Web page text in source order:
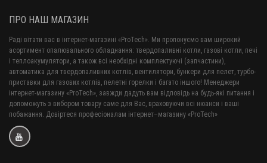
ПРО НАШ МАГАЗИН
Раді вітати вас в інтернет-магазині «ProTech». Ми пропонуємо вам широкий
асортимент опалювального обладнання: твердопаливні котли, газові котли, печі
і теплоакумулятори, а також всі необхідні комплектуючі (запчастини),
автоматика для твердопаливних котлів, вентилятори, бункери для пелет, турбо-
приставки для газових котлів, пелетні горелки і багато іншого! Менеджери
інтернет-магазину «ProTech», завжди дадуть вам відповідь на будь-які питання і
допоможуть з вибором товару саме для Вас, враховуючи всі нюанси і ваші
побажання. Довіртеся професіоналам інтернет–магазину «ProTech»